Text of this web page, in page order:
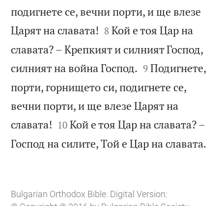
подигнете се, вечни порти, и ще влезе
Царят на славата! 

8 Кой е тоя Цар на
славата? – Крепкият и силният Господ,
силният на война Господ. 

9 Подигнете,
порти, горнището си, подигнете се,
вечни порти, и ще влезе Царят на
славата! 

10 Кой е тоя Цар на славата? –
Господ на силите, Той е Цар на славата.
Bulgarian Orthodox Bible. Digital Version: